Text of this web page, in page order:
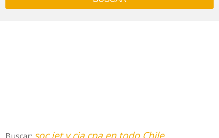
soc jet y cia cpa en todo Chile